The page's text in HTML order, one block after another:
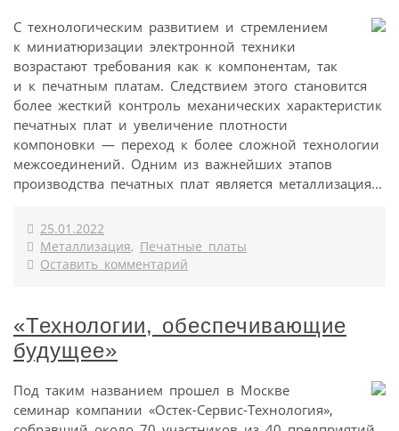
С технологическим развитием и стремлением
к миниатюризации электронной техники
возрастают требования как к компонентам, так
и к печатным платам. Следствием этого становится
более жесткий контроль механических характеристик
печатных плат и увеличение плотности
компоновки — переход к более сложной технологии
межсоединений. Одним из важнейших этапов
производства печатных плат является металлизация...
25.01.2022
Металлизация, Печатные платы
Оставить комментарий
«Технологии, обеспечивающие
будущее»
Под таким названием прошел в Москве
семинар компании «Остек-Сервис-Технология»,